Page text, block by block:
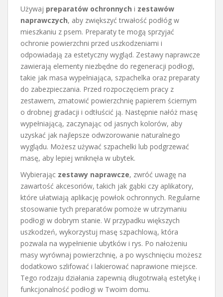
Używaj preparatów ochronnych i zestawów
naprawczych, aby zwiększyć trwałość podłóg w
mieszkaniu z psem. Preparaty te mogą sprzyjać
ochronie powierzchni przed uszkodzeniami i
odpowiadają za estetyczny wygląd. Zestawy naprawcze
zawierają elementy niezbędne do regeneracji podłogi,
takie jak masa wypełniająca, szpachelka oraz preparaty
do zabezpieczania. Przed rozpoczęciem pracy z
zestawem, zmatowić powierzchnię papierem ściernym
o drobnej gradacji i odtłuścić ją. Następnie nałóż masę
wypełniającą, zaczynając od jasnych kolorów, aby
uzyskać jak najlepsze odwzorowanie naturalnego
wyglądu. Możesz używać szpachelki lub podgrzewać
masę, aby lepiej wniknęła w ubytek.
Wybierając zestawy naprawcze, zwróć uwagę na
zawartość akcesoriów, takich jak gąbki czy aplikatory,
które ułatwiają aplikację powłok ochronnych. Regularne
stosowanie tych preparatów pomoże w utrzymaniu
podłogi w dobrym stanie. W przypadku większych
uszkodzeń, wykorzystuj masę szpachlową, która
pozwala na wypełnienie ubytków i rys. Po nałożeniu
masy wyrównaj powierzchnię, a po wyschnięciu możesz
dodatkowo szlifować i lakierować naprawione miejsce.
Tego rodzaju działania zapewnią długotrwałą estetykę i
funkcjonalność podłogi w Twoim domu.